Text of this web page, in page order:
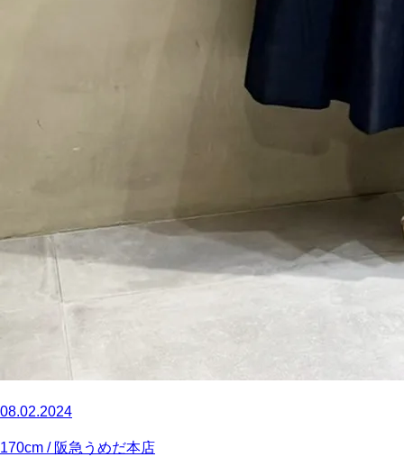
08.02.2024
170cm / 阪急うめだ本店